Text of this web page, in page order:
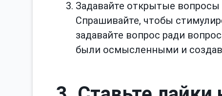
Задавайте открытые
Спрашивайте, чтобы
задавайте вопрос ради
были осмысленными и